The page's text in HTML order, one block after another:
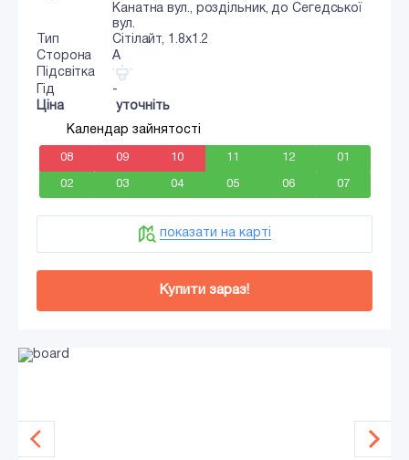
Канатна вул., роздільник, до Сегедської
вул.
Тип
Сiтiлайт, 1.8x1.2
Сторона
A
Підсвітка
Гід
-
Ціна
уточніть
Календар зайнятості
08 09 10 11 12 01
02 03 04 05 06 07
показати на карті
Купити зараз!